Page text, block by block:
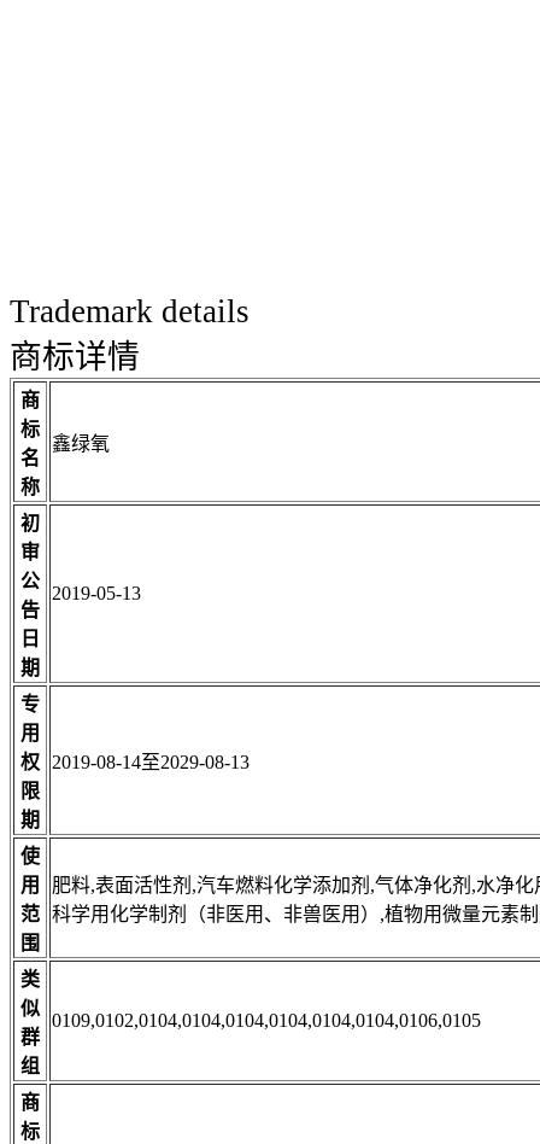
Trademark details
商标详情
商
标
名
称
鑫绿氧
初
审
公
告
日
期
2019-05-13
专
用
权
限
期
2019-08-14至2029-08-13
使
用
范
围
肥料,表面活性剂,汽车燃料化学添加剂,气体净化剂,水净
科学用化学制剂（非医用、非兽医用）,植物用微量元素
类
似
群
组
0109,0102,0104,0104,0104,0104,0104,0104,0106,0105
商
标